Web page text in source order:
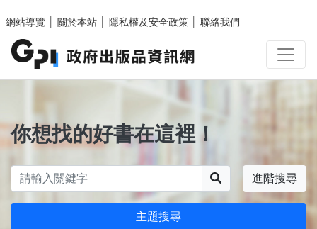
網站導覽
關於本站 隱私權及安全政策 聯絡我們
你想找的好書在這裡！
進階搜尋
主題搜尋